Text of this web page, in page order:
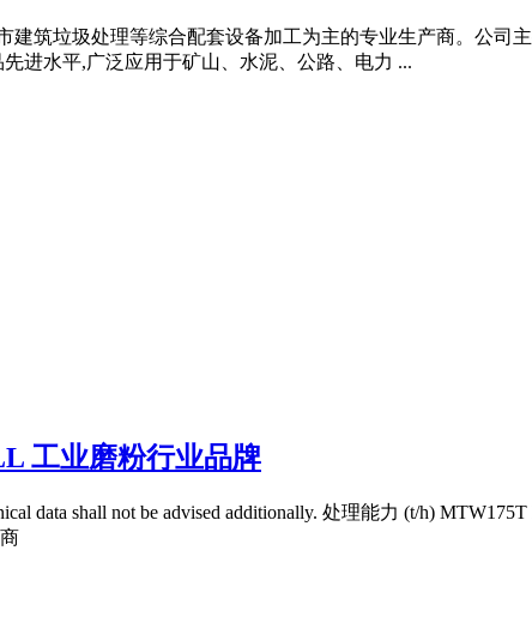
筑垃圾处理等综合配套设备加工为主的专业生产商。公司
进水平,广泛应用于矿山、水泥、公路、电力 ...
工业磨粉行业品牌
data shall not be advised additionally. 处理能力 (t/h)